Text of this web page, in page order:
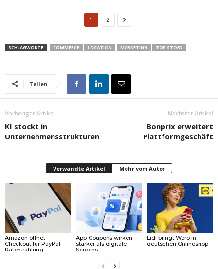
1 2
SCHLAGWORTE COMMERCE LOCATION MARKETING TOP STORY
Teilen
Vorheriger Artikel
KI stockt in
Unternehmensstrukturen
Nächster Artikel
Bonprix erweitert
Plattformgeschäft
Verwandte Artikel Mehr vom Autor
Amazon öffnet
Checkout für PayPal-
Ratenzahlung
App-Coupons wirken
stärker als digitale
Screens
Lidl bringt Wero in
deutschen Onlineshop